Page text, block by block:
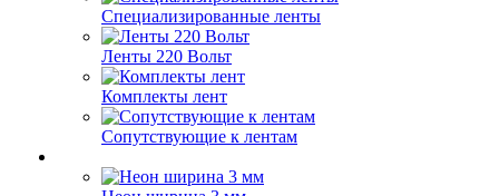
Специализированные ленты
Ленты 220 Вольт
Комплекты лент
Сопутствующие к лентам